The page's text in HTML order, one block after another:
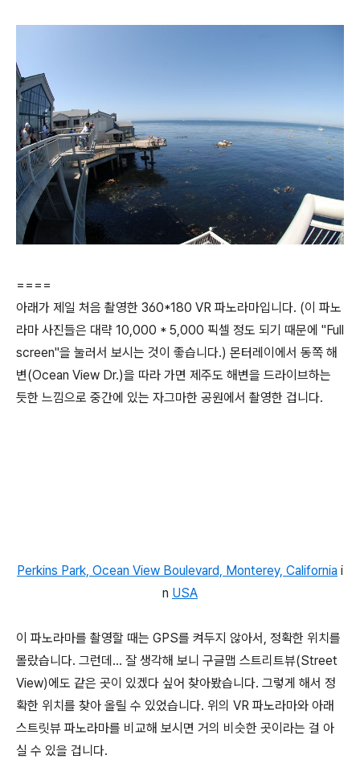
====
아래가 제일 처음 촬영한 360*180 VR 파노라마입니다. (이 파노
라마 사진들은 대략 10,000 * 5,000 픽셀 정도 되기 때문에 "Full
screen"을 눌러서 보시는 것이 좋습니다.) 몬터레이에서 동쪽 해
변(Ocean View Dr.)을 따라 가면 제주도 해변을 드라이브하는
듯한 느낌으로 중간에 있는 자그마한 공원에서 촬영한 겁니다.
Perkins Park, Ocean View Boulevard, Monterey, California i
n USA
이 파노라마를 촬영할 때는 GPS를 켜두지 않아서, 정확한 위치를
몰랐습니다. 그런데... 잘 생각해 보니 구글맵 스트리트뷰(Street
View)에도 같은 곳이 있겠다 싶어 찾아봤습니다. 그렇게 해서 정
확한 위치를 찾아 올릴 수 있었습니다. 위의 VR 파노라마와 아래
스트릿뷰 파노라마를 비교해 보시면 거의 비슷한 곳이라는 걸 아
실 수 있을 겁니다.